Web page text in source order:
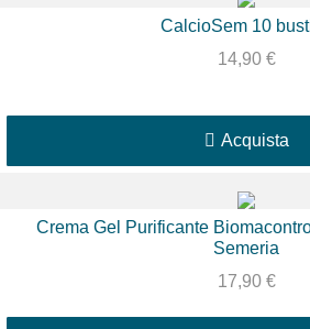
CalcioSem 10
14,90 €
Acquista
Crema Gel Purificante
Semeria
17,90 €